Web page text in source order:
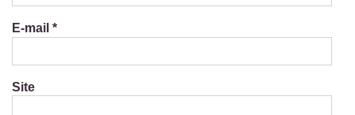
E-mail *
Site